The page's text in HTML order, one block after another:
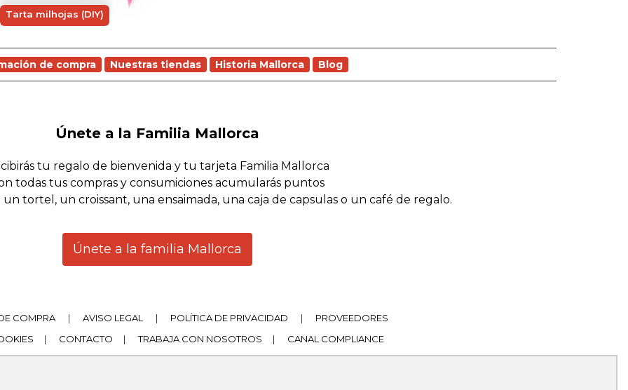
Tarta milhojas (DIY)
de compra Nuestras tiendas Historia Mallorca Blog
Únete a la Familia Mallorca
tu regalo de bienvenida y tu tarjeta Familia Mallorca
todas tus compras y consumiciones acumularás puntos
un tortel, un croissant, una ensaimada, una caja de capsulas o un café de regalo.
Únete a la familia Mallorca
COMPRA | AVISO LEGAL | POLÍTICA DE PRIVACIDAD |
PROVEEDORES
| CONTACTO | TRABAJA CON NOSOTROS | CANAL COMPLIANCE